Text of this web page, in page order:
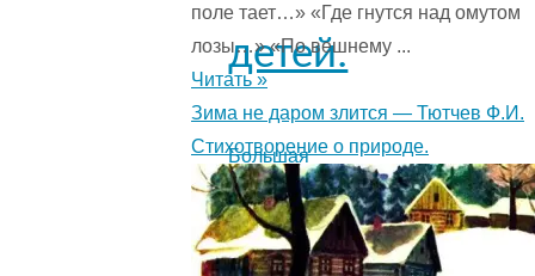
детей.
Большая
драка:
поле тает…» «Где гнутся над омутом
лозы…» «По вешнему ...
Читать »
Зима не даром злится — Тютчев Ф.И.
Стихотворение о природе.